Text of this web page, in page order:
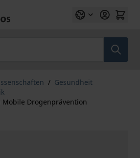
/ Gesundheit
Drogenprävention